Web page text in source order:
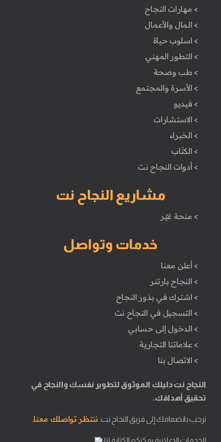
> مهارات النجاح
> المال والأعمال
> اسلوب حياة
> التطور المهني
> طب وصحة
> الأسرة والمجتمع
> فيديو
> الاستشارات
> الخبراء
> الكتَاب
> أدوات النجاح نت
مشاريع النجاح نت
> منحة غيّر
خدمات وتواصل
> أعلن معنا
> النجاح بارتنر
> اشترك في بذور النجاح
> التسجيل في النجاح نت
> الدخول إلى حسابي
> علاماتنا التجارية
> الاتصال بنا
النجاح نت دليلك الموثوق لتطوير نفسك والنجاح في
تحقيق أهدافك.
نرحب بانضمامك إلى فريق النجاح نت. ننتظر تواصلك معنا.